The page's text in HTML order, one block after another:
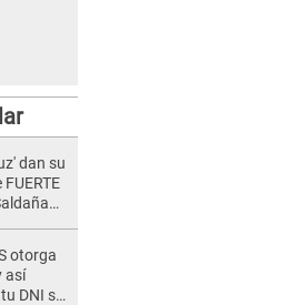
dan su
otorga
así
DNI si